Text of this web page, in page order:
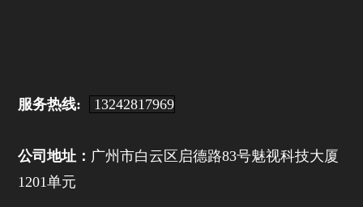
服务热线: 13242817969
公司地址： 广州市白云区启德路83号魅视科技大厦
1201单元